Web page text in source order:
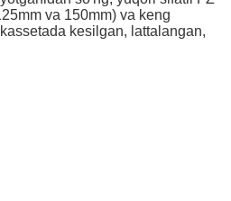
va 150mm) va keng
kesilgan, lattalangan,